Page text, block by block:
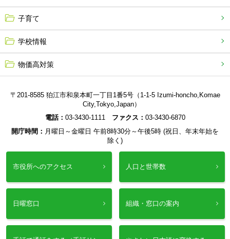
子育て
学校情報
物価高対策
〒201-8585 狛江市和泉本町一丁目1番5号（1-1-5 Izumi-honcho,Komae
City,Tokyo,Japan）
電話： 03-3430-1111 ファクス： 03-3430-6870
開庁時間： 月曜日～金曜日 午前8時30分～午後5時 (祝日、年末年始を
除く)
市役所へのアクセス 人口と世帯数
日曜窓口 組織・窓口の案内